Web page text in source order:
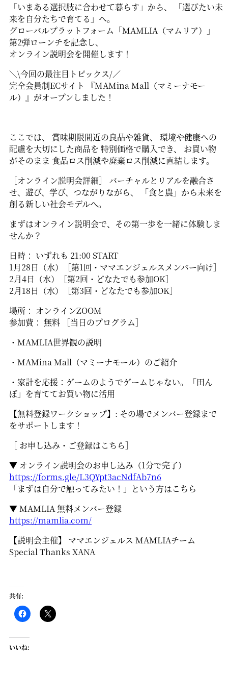
「いまある選択肢に合わせて暮らす」から、 「選びたい未
来を自分たちで育てる」へ。
グローバルプラットフォーム「MAMLIA（マムリア）」
第2弾ローンチを記念し、
オンライン説明会を開催します！
＼\今回の最注目トピックス/／
完全会員制ECサイト 『MAMina Mall（マミーナモー
ル）』がオープンしました！
ここでは、 賞味期限間近の良品や雑貨、 環境や健康への
配慮を大切にした商品を 特別価格で購入でき、 お買い物
がそのまま 食品ロス削減や廃棄ロス削減に直結します。
［オンライン説明会詳細］ バーチャルとリアルを融合さ
せ、遊び、学び、つながりながら、 「食と農」から未来を
創る新しい社会モデルへ。
まずはオンライン説明会で、その第一歩を一緒に体験しま
せんか？
日時： いずれも 21:00 START
1月28日（水）［第1回・ママエンジェルスメンバー向け］
2月4日（水）［第2回・どなたでも参加OK］
2月18日（水）［第3回・どなたでも参加OK］
場所： オンラインZOOM
参加費： 無料 ［当日のプログラム］
・MAMLIA世界観の説明
・MAMina Mall（マミーナモール）のご紹介
・家計を応援：ゲームのようでゲームじゃない。「田ん
ぼ」を育ててお買い物に活用
【無料登録ワークショップ】: その場でメンバー登録まで
をサポートします！
［ お申し込み・ご登録はこちら］
▼ オンライン説明会のお申し込み（1分で完了）
https://forms.gle/L3QYpt3acNdfAb7n6
「まずは自分で触ってみたい！」という方はこちら
▼ MAMLIA 無料メンバー登録
https://mamlia.com/
【説明会主催】 ママエンジェルス MAMLIAチーム
Special Thanks XANA
共有:
いいね: